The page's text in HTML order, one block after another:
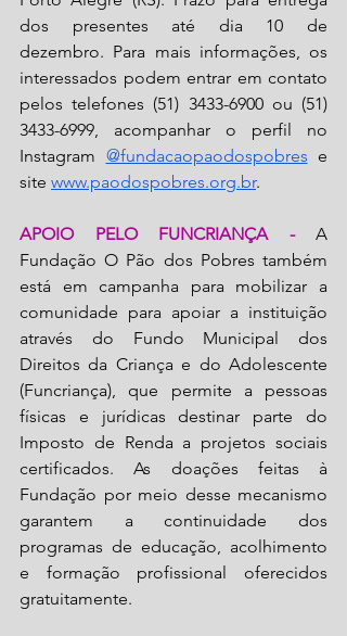
dos presentes até dia 10 de
dezembro. Para mais informações, os
interessados podem entrar em contato
pelos telefones (51) 3433-6900 ou (51)
3433-6999, acompanhar o perfil no
Instagram @fundacaopaodospobres e
site www.paodospobres.org.br.
APOIO PELO FUNCRIANÇA - A
Fundação O Pão dos Pobres também
está em campanha para mobilizar a
comunidade para apoiar a instituição
através do Fundo Municipal dos
Direitos da Criança e do Adolescente
(Funcriança), que permite a pessoas
físicas e jurídicas destinar parte do
Imposto de Renda a projetos sociais
certificados. As doações feitas à
Fundação por meio desse mecanismo
garantem a continuidade dos
programas de educação, acolhimento
e formação profissional oferecidos
gratuitamente.